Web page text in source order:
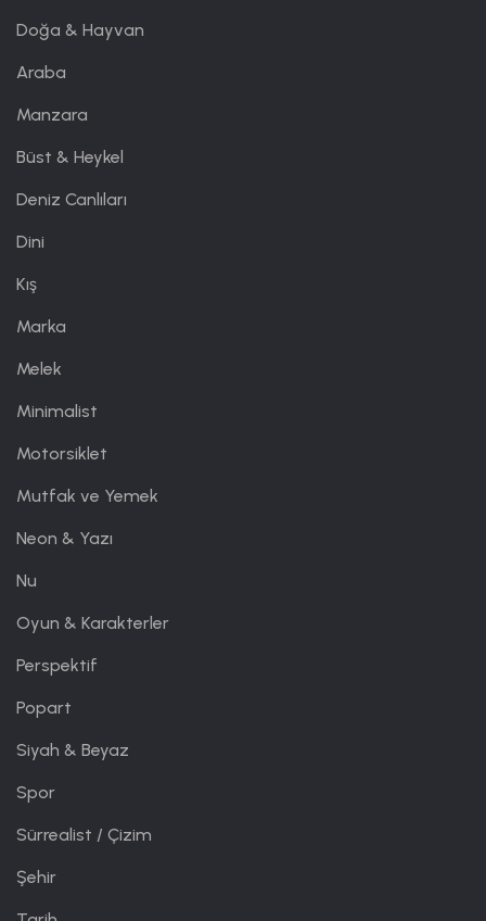
Doğa & Hayvan
Araba
Manzara
Büst & Heykel
Deniz Canlıları
Dini
Kış
Marka
Melek
Minimalist
Motorsiklet
Mutfak ve Yemek
Neon & Yazı
Nu
Oyun & Karakterler
Perspektif
Popart
Siyah & Beyaz
Spor
Sürrealist / Çizim
Şehir